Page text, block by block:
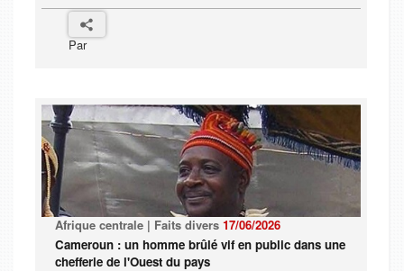
Par
Afrique centrale | Faits divers 17/06/2026
Cameroun : un homme brûlé vif en public dans une
chefferie de l'Ouest du pays